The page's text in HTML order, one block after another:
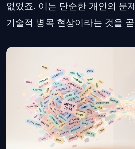
없었죠. 이는 단순한 개인의 문
기술적 병목 현상이라는 것을